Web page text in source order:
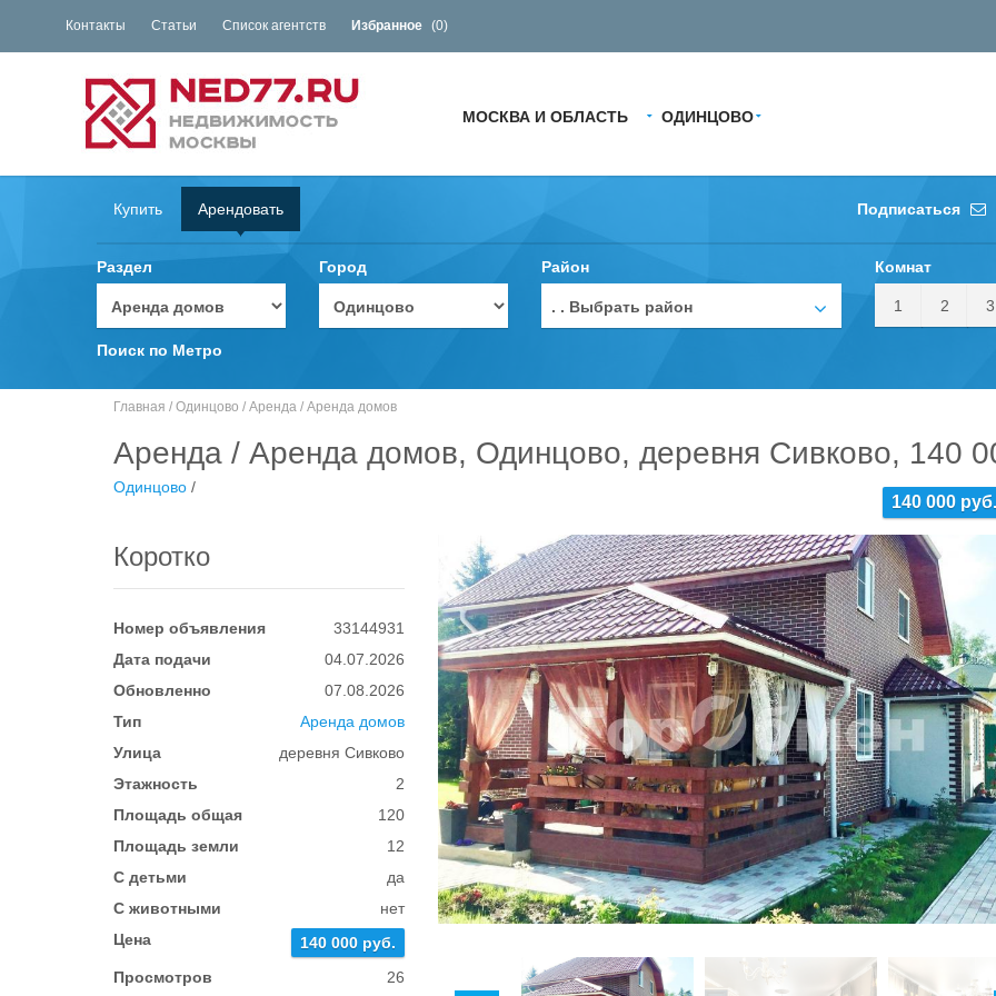
Контакты Статьи Список агентств Избранное (0)
МОСКВА И ОБЛАСТЬ ОДИНЦОВО
Купить Арендовать Подписаться
Раздел Город Район
. . Выбрать район
Комнат
1 2 3
Поиск по Метро
Главная / Одинцово / Аренда / Аренда домов
Аренда / Аренда домов, Одинцово, деревня Сивково, 140
140 000 руб.
Одинцово /
Коротко
Номер объявления
33144931
Дата подачи
04.07.2026
Обновленно
07.08.2026
Тип
Аренда домов
Улица
деревня Сивково
Этажность
2
Площадь общая
120
Площадь земли
12
С детьми
да
С животными
нет
Цена
140 000 руб.
Просмотров
26